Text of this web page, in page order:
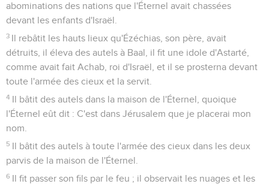
abominations des nations que l'Éternel avait chassées
devant les enfants d'Israël.
3 Il rebâtit les hauts lieux qu'Ézéchias, son père, avait
détruits, il éleva des autels à Baal, il fit une idole d'Astarté,
comme avait fait Achab, roi d'Israël, et il se prosterna devant
toute l'armée des cieux et la servit.
4 Il bâtit des autels dans la maison de l'Éternel, quoique
l'Éternel eût dit : C'est dans Jérusalem que je placerai mon
nom.
5 Il bâtit des autels à toute l'armée des cieux dans les deux
parvis de la maison de l'Éternel.
6 Il fit passer son fils par le feu ; il observait les nuages et les